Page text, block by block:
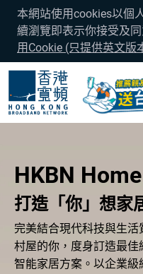
本網站使用cookies以個
續瀏覽即表示你接受及
用Cookie (只提供英文版
HKBN
打造「你」想
完美結合現代科技與生活
村屋的你，度身訂造最佳
智能家居方案。以企業級